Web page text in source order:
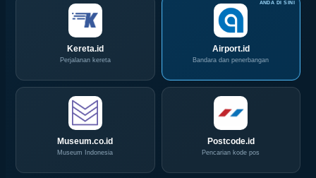
Kereta.id
Perjalanan kereta
Airport.id
Bandara dan penerbangan
Museum.co.id
Museum Indonesia
Postcode.id
Pencarian kode pos